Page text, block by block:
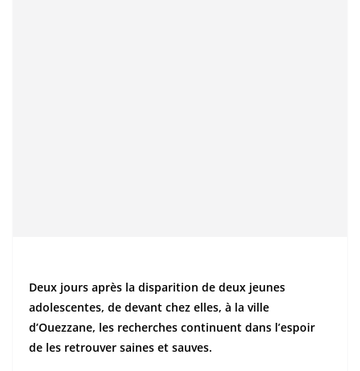
Deux jours après la disparition de deux jeunes
adolescentes, de devant chez elles, à la ville
d’Ouezzane, les recherches continuent dans l’espoir
de les retrouver saines et sauves.